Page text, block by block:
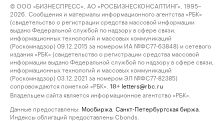
© ООО «БИЗНЕСПРЕСС», АО «РОСБИЗНЕСКОНСАЛТИНГ», 1995–
2026. Сообщения и материалы информационного агентства «РБК»
(свидетельство о регистрации средства массовой информации
выдано Федеральной службой по надзору в сфере связи,
информационных технологий и массовых коммуникаций
(Роскомнадзор) 09.12.2015 за номером ИА №ФС77-63848) и сетевого
издания «РБК» (свидетельство о регистрации средства массовой
информации выдано Федеральной службой по надзору в сфере связи,
информационных технологий и массовых коммуникаций
(Роскомнадзор) 03.12.2021 за номером ЭЛ №ФС77-82385)
сопровождаются пометкой «РБК».
18+ letters@rbc.ru
Владельцем сайта является информационное агентство «РБК».
Данные предоставлены: Мосбиржа Санкт-Петербургская биржа
Индексы облигаций предоставлены Cbonds.